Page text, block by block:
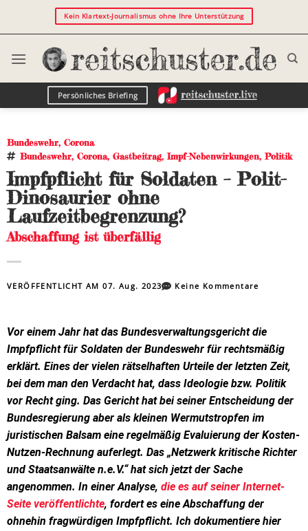
Kein Klartext-Journalismus ohne Ihre Unterstützung
Persönliches Briefing
Bundeswehr, Corona
Bundeswehr, Corona, Gastbeitrag,Impf-Nebenwirkungen,Politik
Impfpflicht für Soldaten – Polit-
Dinosaurier ohne
Laufzeitbegrenzung?
Abschaffung ist überfällig
VERÖFFENTLICHT AM07. Aug. 2023 Keine Kommentare
Vor einem Jahr hat das Bundesverwaltungsgericht die
Impfpflicht für Soldaten der Bundeswehr für rechtsmäßig
erklärt. Eines der vielen rätselhaften Urteile der letzten Zeit,
bei dem man den Verdacht hat, dass Ideologie bzw. Politik
vor Recht ging. Das Gericht hat bei seiner Entscheidung der
Bundesregierung aber als kleinen Wermutstropfen im
juristischen Balsam eine regelmäßig Evaluierung der Kosten-
Nutzen-Rechnung auferlegt. Das „Netzwerk kritische Richter
und Staatsanwälte n.e.V.“ hat sich jetzt der Sache
angenommen. In einer Analyse, die es auf seiner Internet-
Seite veröffentlichte, fordert es eine Abschaffung der
ohnehin fragwürdigen Impfpflicht. Ich dokumentiere hier